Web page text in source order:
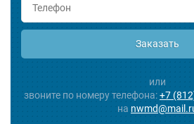
Заказать
или
звоните по номеру телефона:+7
на